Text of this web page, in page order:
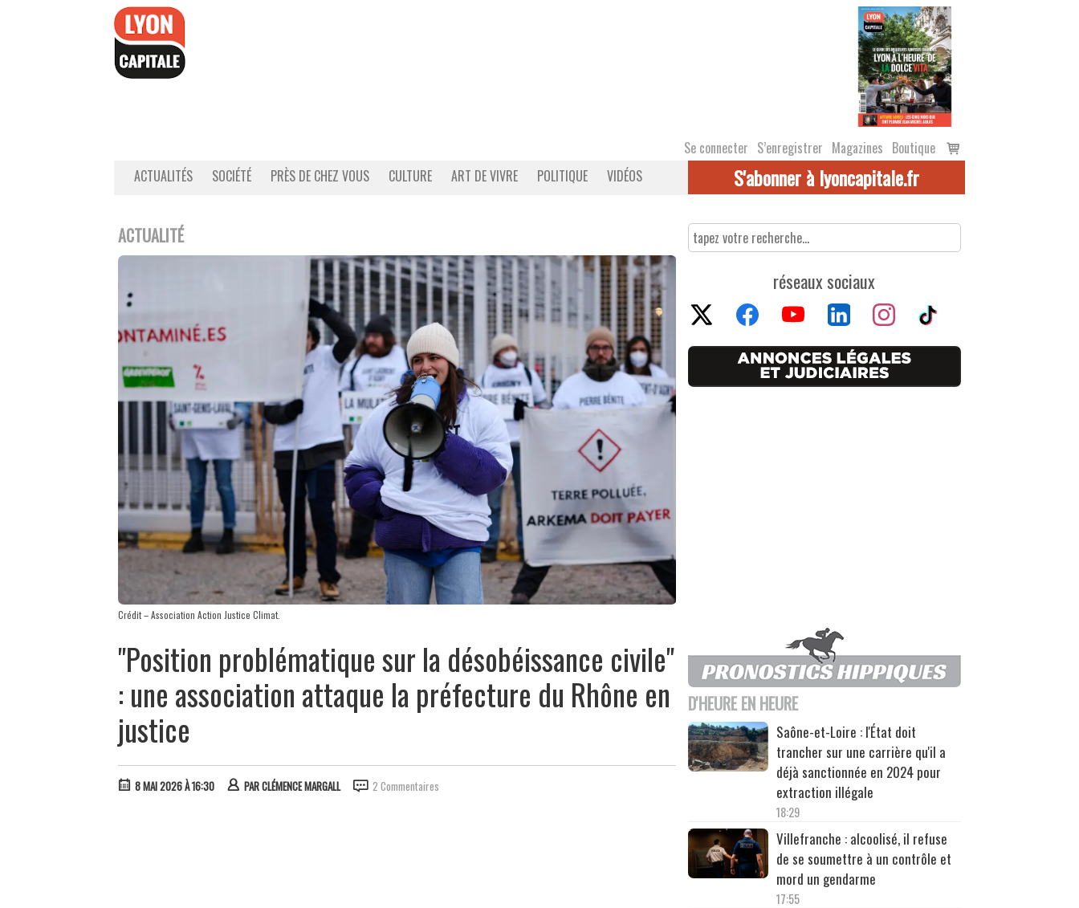
Se connecter S’enregistrer Magazines Boutique
Voir
le
ACTUALITÉS SOCIÉTÉ PRÈS DE CHEZ VOUS CULTURE ART DE VIVRE POLITIQUE VIDÉOS S'abonner à lyoncapitale.fr
ACTUALITÉ
Crédit – Association Action Justice Climat.
"Position problématique sur la désobéissance civile"
: une association attaque la préfecture du Rhône en
justice
8 MAI 2026 À 16:30 PARCLÉMENCE MARGALL 2 Commentaires
réseaux sociaux
D'HEURE EN HEURE
Saône-et-Loire : l'État doit
trancher sur une carrière qu'il a
déjà sanctionnée en 2024 pour
extraction illégale
18:29
Villefranche : alcoolisé, il refuse
de se soumettre à un contrôle et
mord un gendarme
17:55